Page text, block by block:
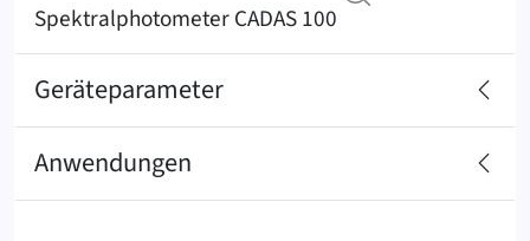
‍Spektralphotometer ‍CADAS ‍100
Geräteparameter
Anwendungen